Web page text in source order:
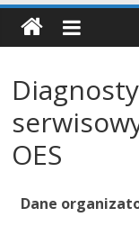
Aparatura
Badania
OES
Dane